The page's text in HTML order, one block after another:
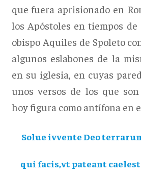
que fuera aprisionado en
los Apóstoles en tiempos
obispo Aquiles de Spoleto
algunos eslabones de la
en su iglesia, en cuyas
unos versos de los que
hoy figura como antífona en
Solue ivvente Deo
qui facis,vt pateant